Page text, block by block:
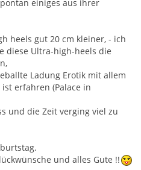
einiges aus ihrer
heels gut 20 cm kleiner, - ich
diese Ultra-high-heels die
Ladung Erotik mit allem
erfahren (Palace in
und die Zeit verging viel zu
und alles Gute !!